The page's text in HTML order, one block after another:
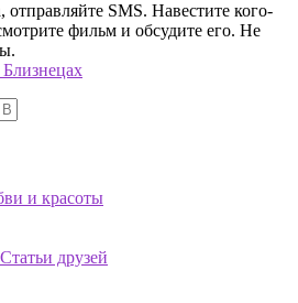
SMS. Навестите кого-
фильм и обсудите его. Не
и красоты
друзей